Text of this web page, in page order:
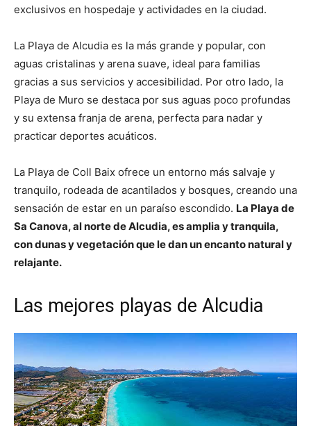
exclusivos en hospedaje y actividades en la ciudad.
La Playa de Alcudia es la más grande y popular, con
aguas cristalinas y arena suave, ideal para familias
gracias a sus servicios y accesibilidad. Por otro lado, la
Playa de Muro se destaca por sus aguas poco profundas
y su extensa franja de arena, perfecta para nadar y
practicar deportes acuáticos.
La Playa de Coll Baix ofrece un entorno más salvaje y
tranquilo, rodeada de acantilados y bosques, creando una
sensación de estar en un paraíso escondido. La Playa de
Sa Canova, al norte de Alcudia, es amplia y tranquila,
con dunas y vegetación que le dan un encanto natural y
relajante.
Las mejores playas de Alcudia